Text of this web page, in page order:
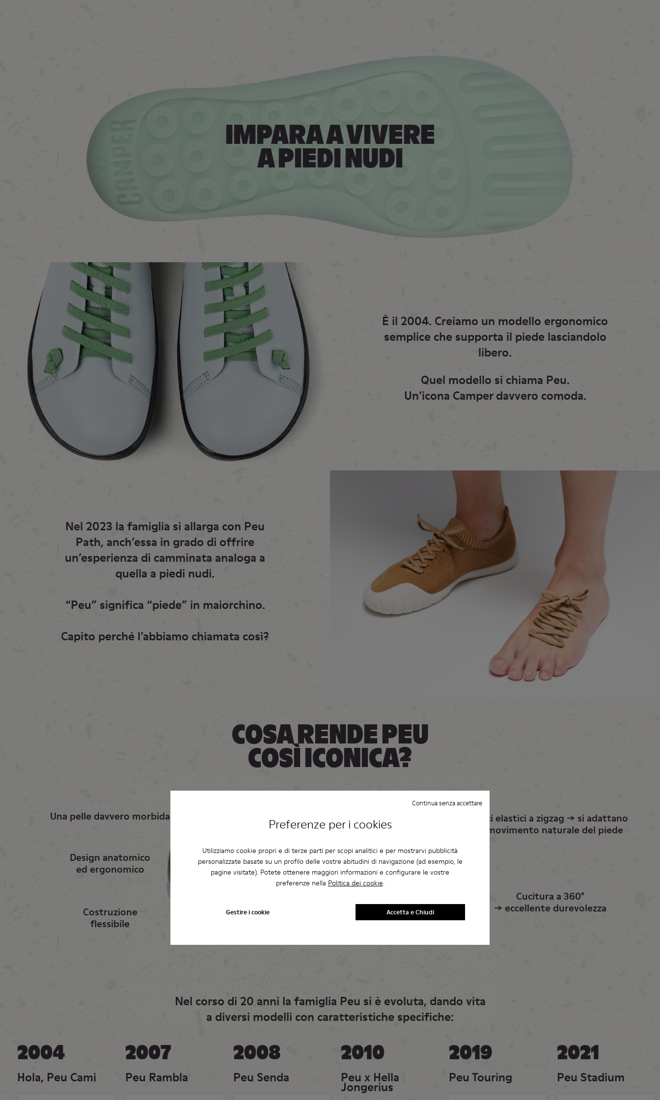
Preferenze per i cookies
Utilizziamo cookie propri e di terze parti per scopi analitici e per mostrarvi pubblicità
personalizzate basate su un profilo delle vostre abitudini di navigazione (ad esempio, le
pagine visitate). Potete ottenere maggiori informazioni e configurare le vostre
preferenze nella Politica dei cookie.
Gestire i cookie
Continua senza accettare
Accetta e Chiudi
IMPARA A VIVERE
A PIEDI NUDI
È il 2004. Creiamo un modello ergonomico
semplice che supporta il piede lasciandolo
libero.
Quel modello si chiama Peu.
Un’icona Camper davvero comoda.
Nel 2023 la famiglia si allarga con Peu
Path, anch’essa in grado di offrire
un’esperienza di camminata analoga a
quella a piedi nudi.
“Peu” significa “piede” in maiorchino.
Capito perché l’abbiamo chiamata così?
COSA RENDE PEU
COSÌ ICONICA?
Una pelle davvero morbida
Design anatomico
ed ergonomico
Lacci elastici a zigzag → si adattano
al movimento naturale del piede
Cucitura a 360°
→ eccellente durevolezza
Costruzione
flessibile
Nel corso di 20 anni la famiglia Peu si è evoluta, dando vita
a diversi modelli con caratteristiche specifiche:
2004
Hola, Peu Cami
2007
Peu Rambla
2008
Peu Senda
2010
Peu x Hella
Jongerius
2019
Peu Touring
2021
Peu Stadium